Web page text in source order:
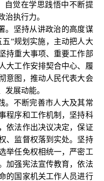
自觉在学思践悟中不断提
治执行力。
。坚持从讲政治的高度谋
”规划实施，主动把人大
持重大事项、重要工作部
大工作安排契合中心、履
意图，推动人民代表大会
发展动能。
。不断完善市人大及其常
程序和工作机制，坚持科
依法作出决议决定，保证
、监督权落到实处。坚持
举任免权相统一，严密工
加强宪法宣传教育，依法
的国家机关工作人员进行